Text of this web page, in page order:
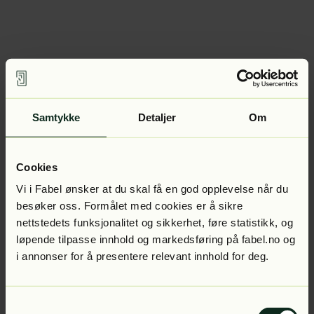
Samtykke Detaljer Om
Cookies
Vi i Fabel ønsker at du skal få en god opplevelse når du
besøker oss. Formålet med cookies er å sikre
nettstedets funksjonalitet og sikkerhet, føre statistikk, og
løpende tilpasse innhold og markedsføring på fabel.no og
i annonser for å presentere relevant innhold for deg.